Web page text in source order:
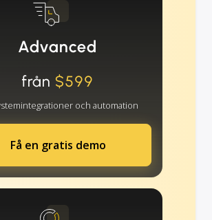
Advanced
från $599
och automation
Få en gratis demo